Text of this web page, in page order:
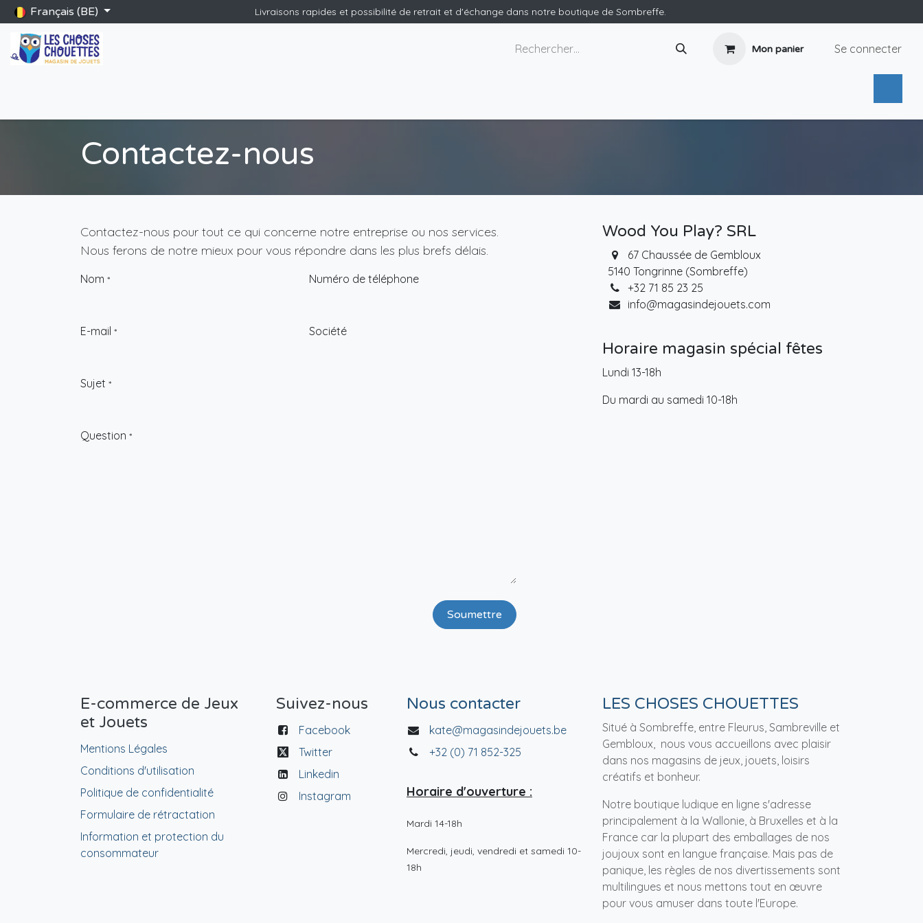
Se rendre au contenu
Français (BE) Livraisons rapides et possibilité de retrait et d'échange dans notre boutique de Sombreffe.
Mon panier Se connecter
Contactez-nous
Contactez-nous pour tout ce qui concerne notre entreprise ou nos services.
Nous ferons de notre mieux pour vous répondre dans les plus brefs délais.
Nom * Numéro de téléphone
E-mail * Société
Sujet *
Question *
Soumettre
Wood You Play? SRL
67 Chaussée de Gembloux
5140 Tongrinne (Sombreffe)
+32 71 85 23 25
info@magasindejouets.com
Horaire magasin spécial fêtes
Lundi 13-18h
Du mardi au samedi 10-18h
E-commerce de Jeux
et Jouets
Mentions Légales
Conditions d'utilisation
Politique de confidentialité
Formulaire de rétractation
Information et protection du
consommateur
Suivez-nous
Facebook
Twitter
Linkedin
Instagram
Nous contacter
kate@magasindejouets.be
+32 (0) 71 852-325
Horaire d'ouverture :
Mardi 14-18h
Mercredi, jeudi, vendredi et samedi 10-
18h
LES CHOSES CHOUETTES
Situé à Sombreffe, entre Fleurus, Sambreville et
Gembloux, nous vous accueillons avec plaisir
dans nos magasins de jeux, jouets, loisirs
créatifs et bonheur.
Notre boutique ludique en ligne s'adresse
principalement à la Wallonie, à Bruxelles et à la
France car la plupart des emballages de nos
joujoux sont en langue française. Mais pas de
panique, les règles de nos divertissements sont
multilingues et nous mettons tout en œuvre
pour vous amuser dans toute l'Europe.